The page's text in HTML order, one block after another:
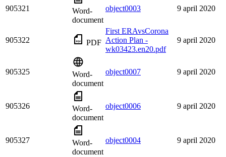
905321
Word-
document
object0003 9 april 2020
905322 PDF
First ERAvsCorona
Action Plan -
wk03423.en20.pdf
9 april 2020
905325
Word-
document
object0007 9 april 2020
905326
Word-
document
object0006 9 april 2020
905327
Word-
document
object0004 9 april 2020